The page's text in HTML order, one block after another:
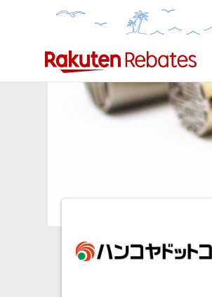
カテゴリー一覧